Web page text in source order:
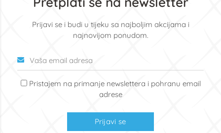
Prijavi se i budi u tijeku sa najboljim akcijama i
najnovijom ponudom.
Pristajem na primanje newslettera i pohranu email
adrese
Prijavi se